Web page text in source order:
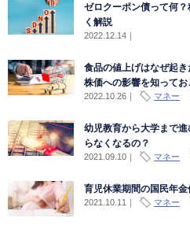
ゼロクーポン債って何
く解説
2022.12.14｜
食品の値上げはなぜ起き
株価への影響を知ってお
2022.10.26｜ マネー
幼児教育から大学まで
らなくなるの？
2021.09.10｜ マネー
育児休業期間の国民年
2021.10.11 マネー